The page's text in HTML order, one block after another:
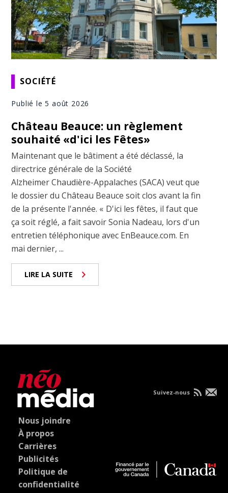
SOCIÉTÉ
Publié le 5 août 2026
Château Beauce: un règlement
souhaité «d'ici les Fêtes»
Maintenant que le bâtiment a été déclassé, la
directrice générale de la Société
Alzheimer Chaudière-Appalaches (SACA) veut que
le dossier du Château Beauce soit clos avant la fin
de la présente l'année. « D'ici les fêtes, il faut que
ça soit réglé, a fait savoir Sonia Nadeau, lors d'un
entretien téléphonique avec EnBeauce.com. En
mai dernier, ...
LIRE LA SUITE
Nous joindre
À propos
Carrières
Publicités
Politique de
confidentialité
Suivez-nous